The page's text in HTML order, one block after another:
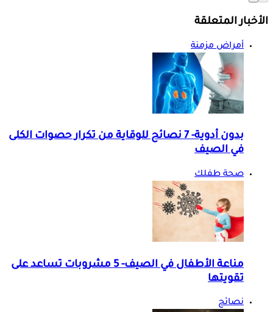
الأخبار المتعلقة
أمراض مزمنة
بدون أدوية- 7 نصائح للوقاية من تكرار حصوات الكلى
في الصيف
صحة طفلك
مناعة الأطفال في الصيف- 5 مشروبات تساعد على
تقويتها
نصائح